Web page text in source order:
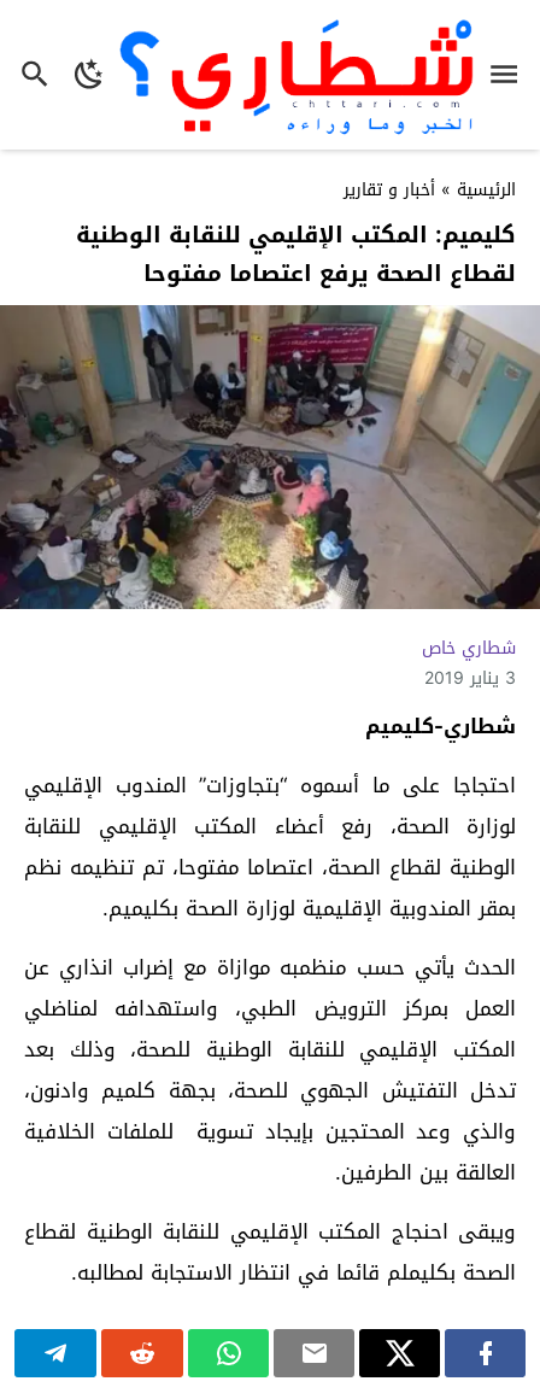
الرئيسية » أخبار و تقارير
كليميم: المكتب الإقليمي للنقابة الوطنية
لقطاع الصحة يرفع اعتصاما مفتوحا
شطاري خاص
3 يناير 2019
شطاري-كليميم
احتجاجا على ما أسموه “بتجاوزات” المندوب الإقليمي
لوزارة الصحة، رفع أعضاء المكتب الإقليمي للنقابة
الوطنية لقطاع الصحة، اعتصاما مفتوحا، تم تنظيمه نظم
بمقر المندوبية الإقليمية لوزارة الصحة بكليميم.
الحدث يأتي حسب منظمبه موازاة مع إضراب انذاري عن
العمل بمركز الترويض الطبي، واستهدافه لمناضلي
المكتب الإقليمي للنقابة الوطنية للصحة، وذلك بعد
تدخل التفتيش الجهوي للصحة، بجهة كلميم وادنون،
والذي وعد المحتجين بإيجاد تسوية للملفات الخلافية
العالقة بين الطرفين.
ويبقى احنجاج المكتب الإقليمي للنقابة الوطنية لقطاع
الصحة بكليملم قائما في انتظار الاستجابة لمطالبه.